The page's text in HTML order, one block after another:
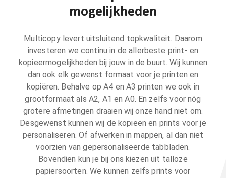
mogelijkheden
Multicopy levert uitsluitend topkwaliteit. Daarom
investeren we continu in de allerbeste print- en
kopieermogelijkheden bij jouw in de buurt. Wij kunnen
dan ook elk gewenst formaat voor je printen en
kopiëren. Behalve op A4 en A3 printen we ook in
grootformaat als A2, A1 en A0. En zelfs voor nóg
grotere afmetingen draaien wij onze hand niet om.
Desgewenst kunnen wij de kopieën en prints voor je
personaliseren. Of afwerken in mappen, al dan niet
voorzien van gepersonaliseerde tabbladen.
Bovendien kun je bij ons kiezen uit talloze
papiersoorten. We kunnen zelfs prints voor